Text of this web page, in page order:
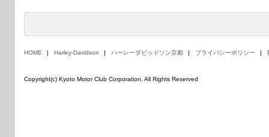
HOME Harley-Davidson ハーレーダビッドソン京都 プライバシーポリシー
Copyright(c) Kyoto Motor Club Corporation. All Rights Reserved